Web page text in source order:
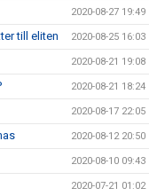
2020-08-27 19:49
till eliten 2020-08-25 16:03
2020-08-21 19:08
2020-08-21 18:24
2020-08-17 22:05
2020-08-12 20:50
2020-08-10 09:43
2020-07-21 01:02